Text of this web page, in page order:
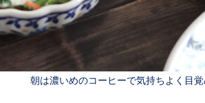
朝は濃いめのコーヒーで気持ちよく目